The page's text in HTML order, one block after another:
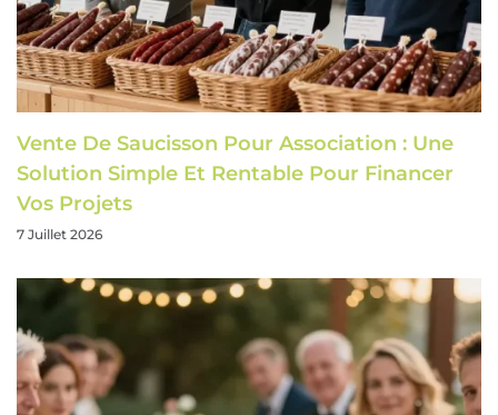
Vente De Saucisson Pour Association : Une
Solution Simple Et Rentable Pour Financer
Vos Projets
7 Juillet 2026